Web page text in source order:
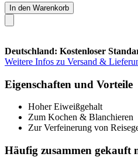
In den Warenkorb
Deutschland: Kostenloser
Weitere Infos zu Versand &
Eigenschaften und Vorteile
Hoher Eiweißgehalt
Zum Kochen & Blanchieren
Zur Verfeinerung von
Häufig zusammen gekauft